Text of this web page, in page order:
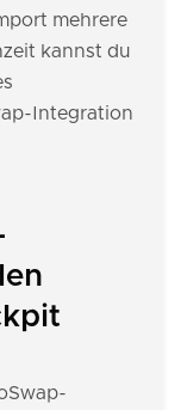
mehrere
kannst du
Integration